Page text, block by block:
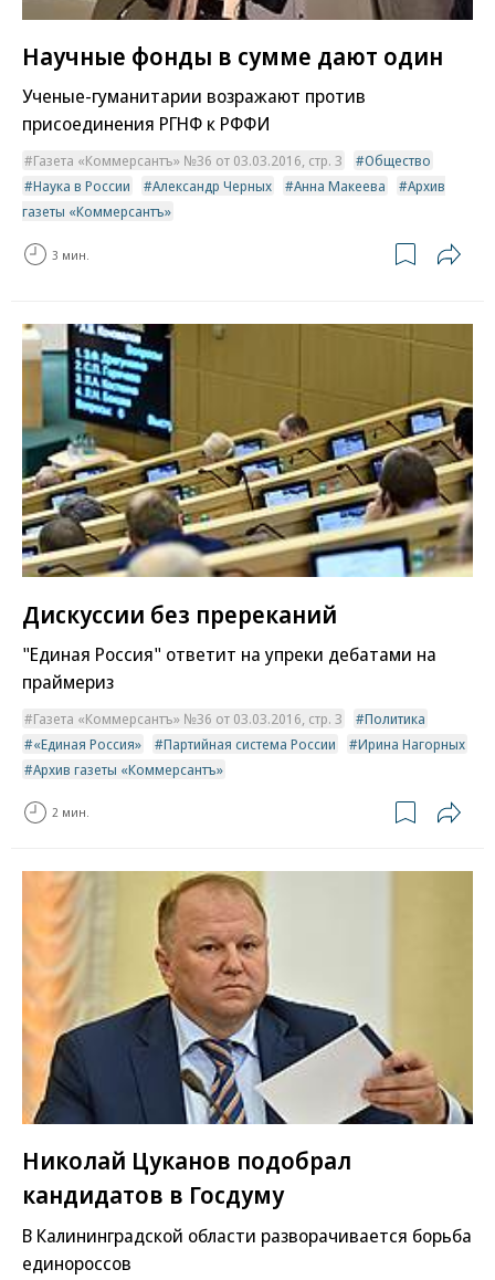
Научные фонды в сумме дают один
Ученые-гуманитарии возражают против
присоединения РГНФ к РФФИ
Газета «Коммерсантъ» №36 от 03.03.2016, стр. 3
Общество
Наука в России
Александр Черных Анна Макеева
Архив
газеты «Коммерсантъ»
3 мин.
Дискуссии без пререканий
"Единая Россия" ответит на упреки дебатами на
праймериз
Газета «Коммерсантъ» №36 от 03.03.2016, стр. 3
Политика
«Единая Россия»
Партийная система России
Ирина Нагорных
Архив газеты «Коммерсантъ»
2 мин.
Николай Цуканов подобрал
кандидатов в Госдуму
В Калининградской области разворачивается борьба
единороссов